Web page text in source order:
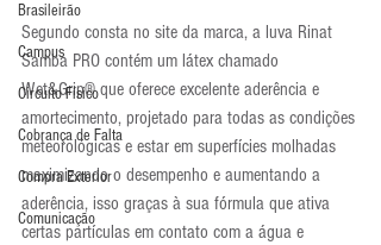
Brasileirão
Campus
Circuito Físico
Cobrança de Falta
Compra Exterior
Comunicação
Segundo consta no site da marca, a luva Rinat
Samba PRO contém um látex chamado
Wet&Grip® que oferece excelente aderência e
amortecimento, projetado para todas as condições
meteorológicas e estar em superfícies molhadas
maximizando o desempenho e aumentando a
aderência, isso graças à sua fórmula que ativa
certas partículas em contato com a água e